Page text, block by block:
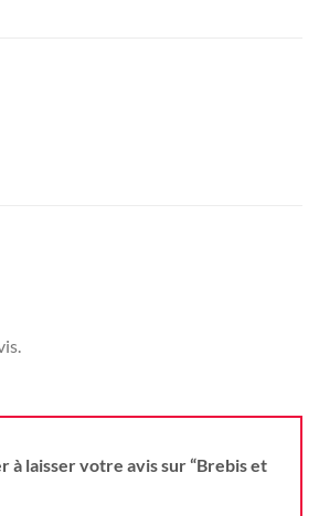
à laisser votre avis sur “Brebis et